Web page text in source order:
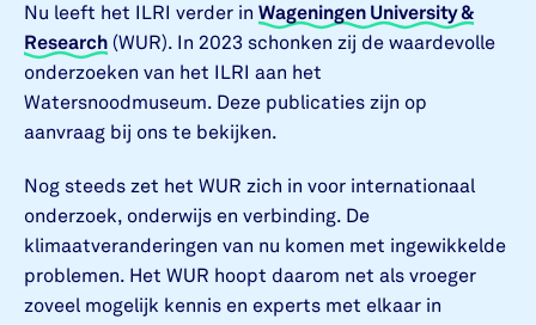
Nu leeft het ILRI verder in Wageningen University &
Research (WUR). In 2023 schonken zij de waardevolle
onderzoeken van het ILRI aan het
Watersnoodmuseum. Deze publicaties zijn op
aanvraag bij ons te bekijken.
Nog steeds zet het WUR zich in voor internationaal
onderzoek, onderwijs en verbinding. De
klimaatveranderingen van nu komen met ingewikkelde
problemen. Het WUR hoopt daarom net als vroeger
zoveel mogelijk kennis en experts met elkaar in